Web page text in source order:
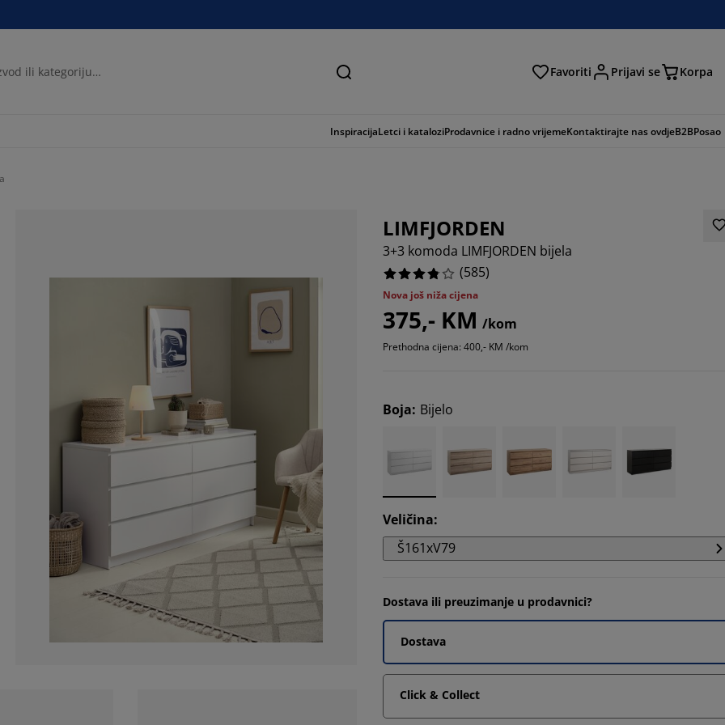
Traži Favoriti Prijavi se Korpa
InspiracijaLetci i kataloziProdavnice i radno vrijemeKontaktirajte nas ovdjeB2BPosao
LIMFJORDEN
3+3 komoda LIMFJORDEN bijela
(585)
Nova još niža cijena
375,- KM /kom
Prethodna cijena: 400,- KM /kom
Boja: Bijelo
Veličina:
Š161xV79
Dostava ili preuzimanje u prodavnici?
Dostava
Click & Collect
54.01709401709402%
15.897435897435896%
6.495726495726497%
16.41025641025641%